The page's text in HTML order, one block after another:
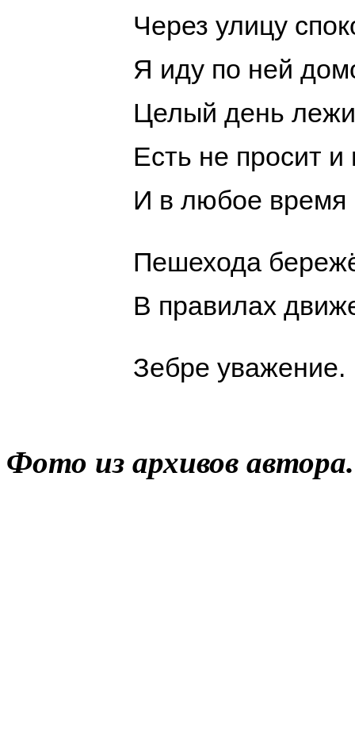
Через улицу
Я иду по ней
Целый день
Есть не просит
И в любое время
Пешехода
В правилах
Зебре уважение.
Фото из архивов автора.